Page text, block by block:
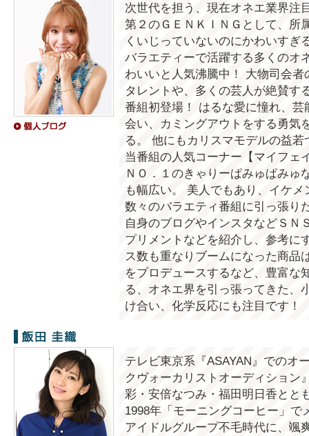
次世代を担う、現在オネエ業界
第２のＧＥＮＫＩＮＧとして、所
くいじっていないのにかわいすぎ
バラエティーで活躍する多くのオ
わいいと人気沸騰中！ 大物司会
タレントや、多くの芸人が絶賛す
番組初登場！ はるな愛に憧れ、
会い、カミングアウトをする勇気
る。 他にもカリスマモデルの益
当番組の人気コーナー【マイフェ
ＮＯ．１のきゃりーぱみゅぱみゅ
も幅広い。 美人でもあり、イケ
数々のバラエティ番組に引っ張り
自身のブログやインスタなどＳＮ
プリメントなどを紹介し、参考に
ス数も重なりブームになった商品
をプロデュースするなど、豊富な
る、オネエ界を引っ張ってきた、
け合い、化学反応にも注目です！
飯田圭織
テレビ東京系『ASAYAN』でのオ
クヴォーカリストオーディション
彩・安倍なつみ・福田明日香とと
1998年「モーニングコーヒー」
アイドルグループ不毛時代に、颯